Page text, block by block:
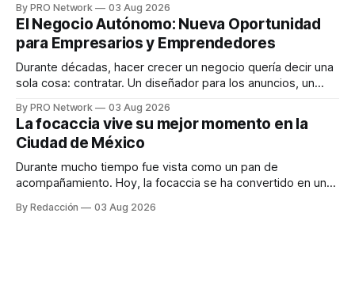
INTERIUS, el problema suele estar en otro lugar. Durante
una entrevista para el podcast SER PRO, el especialista en
marketing digital explicó que
By PRO Network 03 Aug 2026
El Negocio Autónomo: Nueva Oportunidad
para Empresarios y Emprendedores
Durante décadas, hacer crecer un negocio quería decir una
sola cosa: contratar. Un diseñador para los anuncios, un
para los textos, alguien que supiera de publicidad digital
para encontrar prospectos, un vendedor para atender
llamadas y mensajes, y —con suerte— una persona
By PRO Network 03 Aug 2026
La focaccia vive su mejor momento en la
Ciudad de México
Durante mucho tiempo fue vista como un pan de
acompañamiento. Hoy, la focaccia se ha convertido en uno
artesanal, ingredientes de calidad y experiencias que
By Redacción 03 Aug 2026